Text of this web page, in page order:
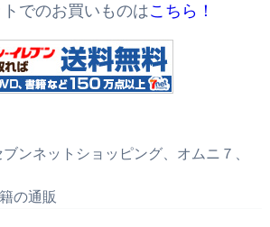
でのお買いものはこちら！
ンネットショッピング、オムニ７、
の通販